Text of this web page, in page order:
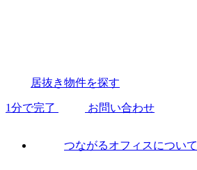
居抜き物件を探す
1分で完了 お問い合わせ
つながるオフィスについて